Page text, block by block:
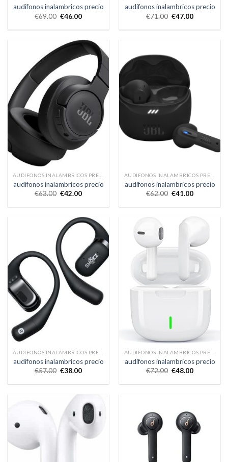
audifonos inalambricos precio
€69.00 €46.00
audifonos inalambricos precio
€71.00 €47.00
audifonos inalambricos precio
€63.00 €42.00
audifonos inalambricos precio
€62.00 €41.00
audifonos inalambricos precio
€57.00 €38.00
audifonos inalambricos precio
€72.00 €48.00